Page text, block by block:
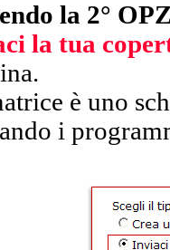
la 2°
la tua
è uno
i